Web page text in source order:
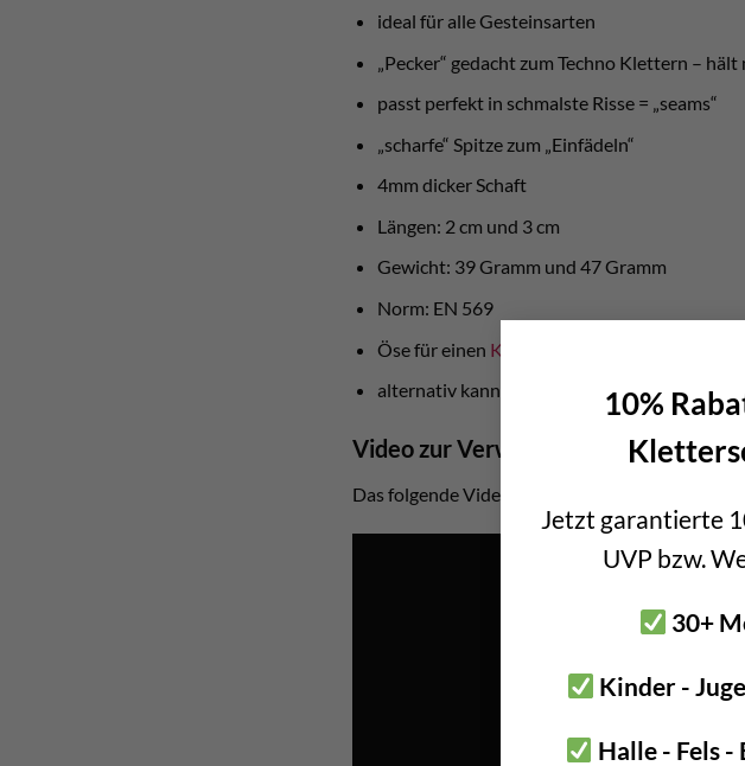
10%
Jetzt garantierte
UVP bzw.
30+
Kinder -
Halle - Fels
ideal für alle Gesteinsarten
„Pecker“ gedacht zum Techno Klettern –
passt perfekt in schmalste Risse = „seams“
„scharfe“ Spitze zum „Einfädeln“
4mm dicker Schaft
Längen: 2 cm und 3 cm
Gewicht: 39 Gramm und 47 Gramm
Norm: EN 569
Öse für einen Karabiner
alternativ kann man Schlauchband oder
Video zur Verwendung
Das folgende Video ist wirklich perfekt. Denn